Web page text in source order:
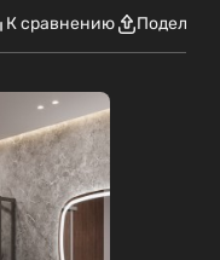
К сравнению